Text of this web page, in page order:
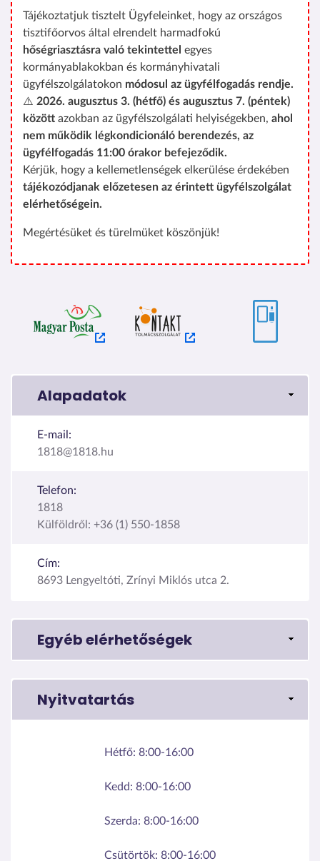
Tájékoztatjuk tisztelt Ügyfeleinket, hogy az országos
tisztifőorvos által elrendelt harmadfokú
hőségriasztásra való tekintettel egyes
kormányablakokban és kormányhivatali
ügyfélszolgálatokon módosul az ügyfélfogadás rendje.
⚠️ 2026. augusztus 3. (hétfő) és augusztus 7. (péntek)
között azokban az ügyfélszolgálati helyiségekben, ahol
nem működik légkondicionáló berendezés, az
ügyfélfogadás 11:00 órakor befejeződik.
Kérjük, hogy a kellemetlenségek elkerülése érdekében
tájékozódjanak előzetesen az érintett ügyfélszolgálat
elérhetőségein.
Megértésüket és türelmüket köszönjük!
Alapadatok
E-mail:
1818@1818.hu
Telefon:
1818
Külföldről: +36 (1) 550-1858
Cím:
8693 Lengyeltóti, Zrínyi Miklós utca 2.
Egyéb elérhetőségek
Nyitvatartás
Hétfő: 8:00-16:00
Kedd: 8:00-16:00
Szerda: 8:00-16:00
Csütörtök: 8:00-16:00